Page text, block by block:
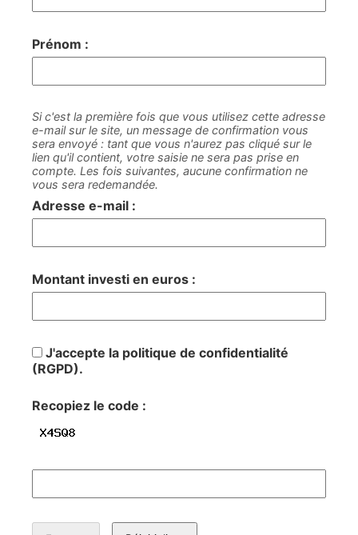
Prénom :
Si c'est la première fois que vous utilisez cette adresse
e-mail sur le site, un message de confirmation vous
sera envoyé : tant que vous n'aurez pas cliqué sur le
lien qu'il contient, votre saisie ne sera pas prise en
compte. Les fois suivantes, aucune confirmation ne
vous sera redemandée.
Adresse e-mail :
Montant investi en euros :
J'accepte la politique de confidentialité
(RGPD).
Recopiez le code :